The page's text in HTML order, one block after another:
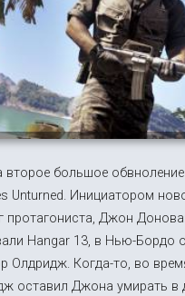
второе большое
Unturned. Инициатором
протагониста, Джон
Hangar 13, в Нью-Бордо
Олдридж. Когда-то, во
оставил Джона умирать в